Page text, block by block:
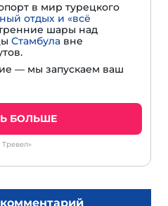
в мир турецкого
отдых и «всё
шары над
Стамбула вне
— мы запускаем ваш
БОЛЬШЕ